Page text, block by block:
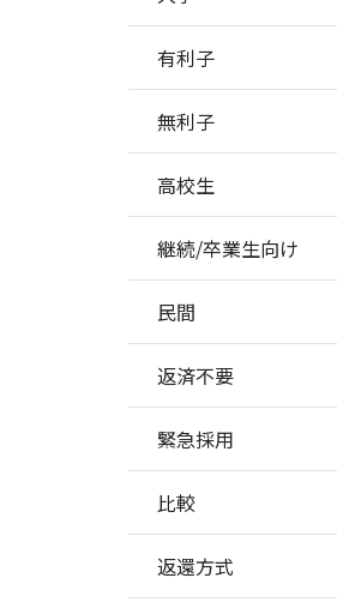
有利子
無利子
高校生
継続/卒業生向け
民間
返済不要
緊急採用
比較
返還方式